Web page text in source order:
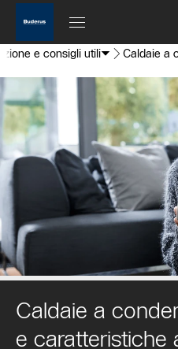
e consigli utili Caldaie a
Caldaie a
e caratteristiche